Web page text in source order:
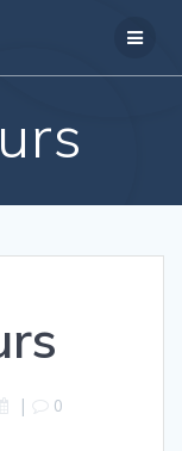
| 0